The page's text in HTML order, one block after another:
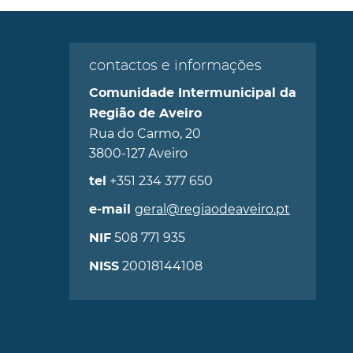
contactos e informações
Comunidade Intermunicipal da
Região de Aveiro
Rua do Carmo, 20
3800-127 Aveiro
tel +351 234 377 650
e-mail geral@regiaodeaveiro.pt
NIF508 771 935
NISS20018144108